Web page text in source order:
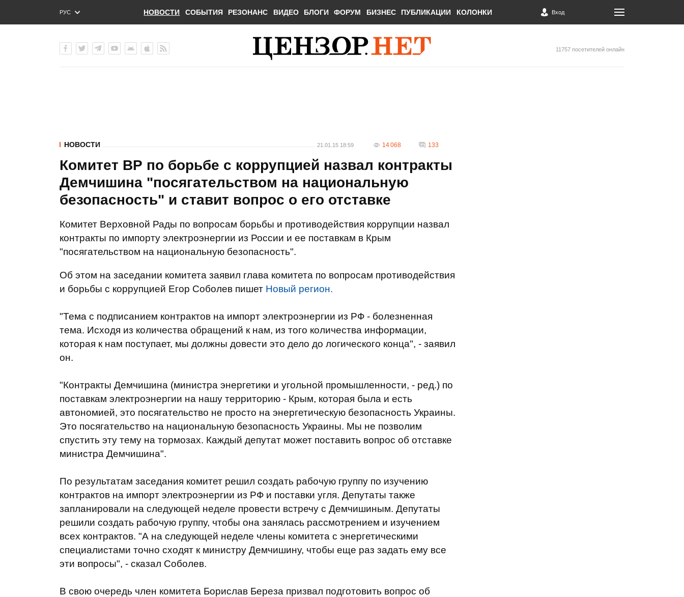
РУС
ENG
НОВОСТИ СОБЫТИЯ РЕЗОНАНС ВИДЕО БЛОГИ ФОРУМ БИЗНЕС ПУБЛИКАЦИИ КОЛОНКИ Вход
11757 посетителей онлайн
НОВОСТИ 21.01.15 18:59 14 068 133
Комитет ВР по борьбе с коррупцией назвал контракты
Демчишина "посягательством на национальную
безопасность" и ставит вопрос о его отставке
Комитет Верховной Рады по вопросам борьбы и противодействия коррупции назвал
контракты по импорту электроэнергии из России и ее поставкам в Крым
"посягательством на национальную безопасность".
Об этом на заседании комитета заявил глава комитета по вопросам противодействия
и борьбы с коррупцией Егор Соболев пишет Новый регион.
"Тема с подписанием контрактов на импорт электроэнергии из РФ - болезненная
тема. Исходя из количества обращений к нам, из того количества информации,
которая к нам поступает, мы должны довести это дело до логического конца", - заявил
он.
"Контракты Демчишина (министра энергетики и угольной промышленности, - ред.) по
поставкам электроэнергии на нашу территорию - Крым, которая была и есть
автономией, это посягательство не просто на энергетическую безопасность Украины.
Это посягательство на национальную безопасность Украины. Мы не позволим
спустить эту тему на тормозах. Каждый депутат может поставить вопрос об отставке
министра Демчишина".
По результатам заседания комитет решил создать рабочую группу по изучению
контрактов на импорт электроэнергии из РФ и поставки угля. Депутаты также
запланировали на следующей неделе провести встречу с Демчишиным. Депутаты
решили создать рабочую группу, чтобы она занялась рассмотрением и изучением
всех контрактов. "А на следующей неделе члены комитета с энергетическими
специалистами точно сходят к министру Демчишину, чтобы еще раз задать ему все
эти вопросы", - сказал Соболев.
В свою очередь член комитета Борислав Береза призвал подготовить вопрос об